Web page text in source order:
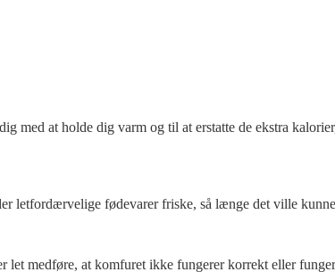
med at holde dig varm og til at erstatte de ekstra
letfordærvelige fødevarer friske, så længe det ville
let medføre, at komfuret ikke fungerer korrekt eller